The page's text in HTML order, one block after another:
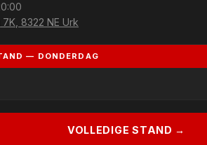
8322 NE Urk
— DONDERDAG
VOLLEDIGE STAND →